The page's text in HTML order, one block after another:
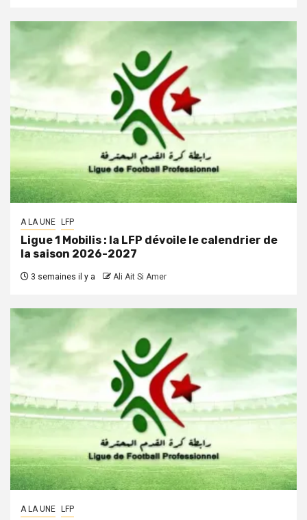
A LA UNE LFP
Ligue 1 Mobilis : la LFP dévoile le calendrier de
la saison 2026-2027
3 semaines il y a Ali Ait Si Amer
A LA UNE LFP